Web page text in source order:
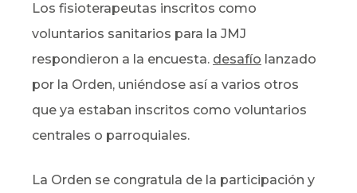
Los fisioterapeutas inscritos como
voluntarios sanitarios para la JMJ
respondieron a la encuesta. desafío lanzado
por la Orden, uniéndose así a varios otros
que ya estaban inscritos como voluntarios
centrales o parroquiales.
La Orden se congratula de la participación y